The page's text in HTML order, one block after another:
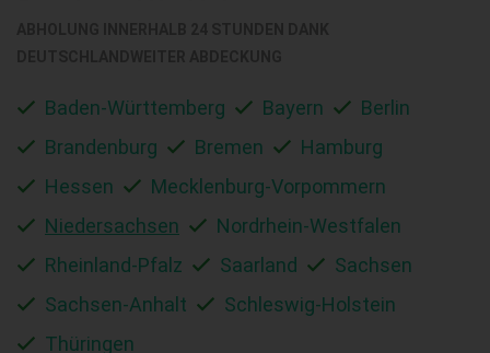
Baden-Württemberg Bayern
Berlin
Brandenburg
Bremen
Hamburg
Hessen
Mecklenburg-Vorpommern
Niedersachsen
Nordrhein-Westfalen
Rheinland-Pfalz
Saarland
Sachsen
Sachsen-Anhalt
Schleswig-Holstein
Thüringen